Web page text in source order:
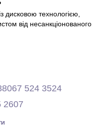
дисковою технологією,
від несанкціонованого
524 3524
2607